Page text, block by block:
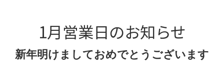
1月営業日のお知らせ
新年明けましておめでとうございます